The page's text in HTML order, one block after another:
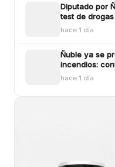
Diputado por
test de
funcionarios
hace 1 día
Ñuble ya se
incendios:
enfrentar los
hace 1 día